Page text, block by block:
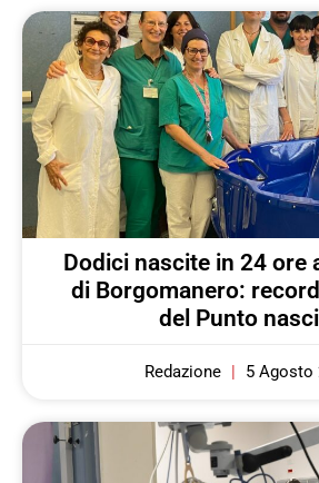
Dodici nascite in 24 ore
di Borgomanero:
del Punto
Redazione 5 Agosto